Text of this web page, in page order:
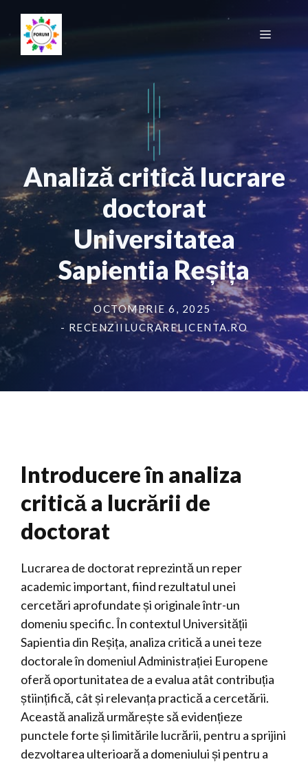
conținut
Meniu
Analiză critică lucrare
doctorat
Universitatea
Sapientia Reșița
OCTOMBRIE 6, 2025
- RECENZIILUCRARELICENTA.RO
Introducere în analiza
critică a lucrării de
doctorat
Lucrarea de doctorat reprezintă un reper
academic important, fiind rezultatul unei
cercetări aprofundate și originale într-un
domeniu specific. În contextul Universității
Sapientia din Reșița, analiza critică a unei teze
doctorale în domeniul Administrației Europene
oferă oportunitatea de a evalua atât contribuția
științifică, cât și relevanța practică a cercetării.
Această analiză urmărește să evidențieze
punctele forte și limitările lucrării, pentru a sprijini
dezvoltarea ulterioară a domeniului și pentru a